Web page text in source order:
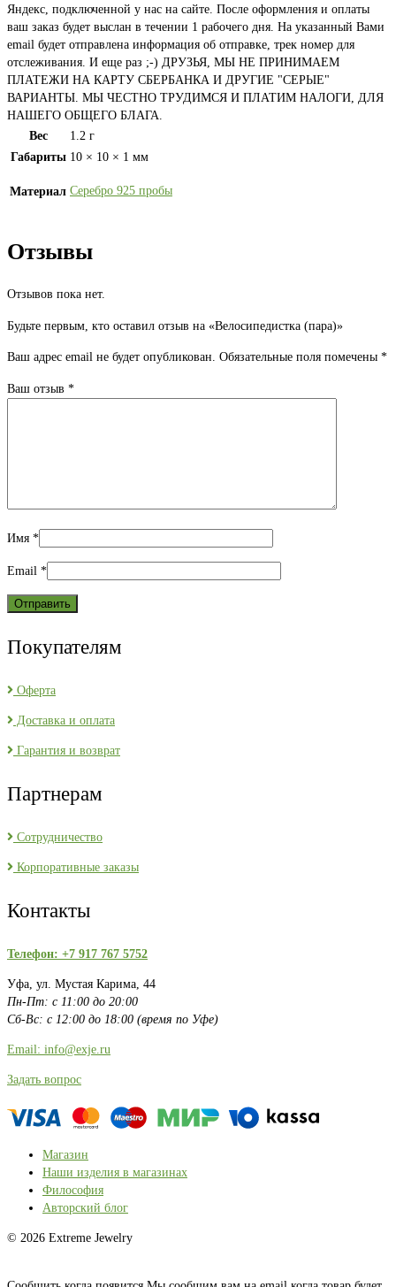
Яндекс, подключенной у нас на сайте. После оформления и оплаты
ваш заказ будет выслан в течении 1 рабочего дня. На указанный Вами
email будет отправлена информация об отправке, трек номер для
отслеживания. И еще раз ;-) ДРУЗЬЯ, МЫ НЕ ПРИНИМАЕМ
ПЛАТЕЖИ НА КАРТУ СБЕРБАНКА И ДРУГИЕ "СЕРЫЕ"
ВАРИАНТЫ. МЫ ЧЕСТНО ТРУДИМСЯ И ПЛАТИМ НАЛОГИ, ДЛЯ
НАШЕГО ОБЩЕГО БЛАГА.
Вес
1.2 г
Габариты 10 × 10 × 1 мм
Материал Серебро 925 пробы
Отзывы
Отзывов пока нет.
Будьте первым, кто оставил отзыв на «Велосипедистка (пара)»
Ваш адрес email не будет опубликован. Обязательные поля помечены *
Ваш отзыв *
Имя *
Email *
Покупателям
Оферта
Доставка и оплата
Гарантия и возврат
Партнерам
Сотрудничество
Корпоративные заказы
Контакты
Телефон: +7 917 767 5752
Уфа, ул. Мустая Карима, 44
Пн-Пт: с 11:00 до 20:00
Сб-Вс: с 12:00 до 18:00 (время по Уфе)
Email: info@exje.ru
Задать вопрос
Магазин
Наши изделия в магазинах
Философия
Авторский блог
© 2026 Extreme Jewelry